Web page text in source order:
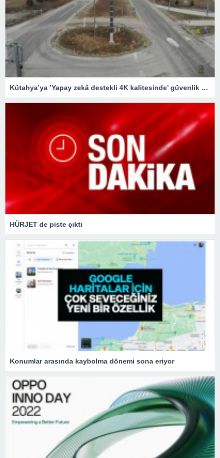
Kütahya’ya ’Yapay zekâ destekli 4K kalitesinde’ güvenlik kameraları
HÜRJET de piste çıktı
Konumlar arasında kaybolma dönemi sona eriyor